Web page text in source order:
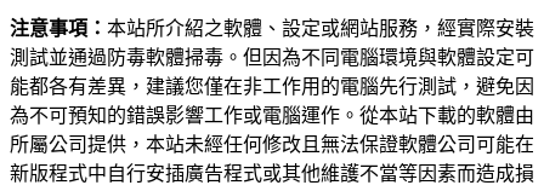
注意事項： 本站所介紹之軟體、設定或網站服務，經實際安裝
測試並通過防毒軟體掃毒。但因為不同電腦環境與軟體設定可
能都各有差異，建議您僅在非工作用的電腦先行測試，避免因
為不可預知的錯誤影響工作或電腦運作。從本站下載的軟體由
所屬公司提供，本站未經任何修改且無法保證軟體公司可能在
新版程式中自行安插廣告程式或其他維護不當等因素而造成損